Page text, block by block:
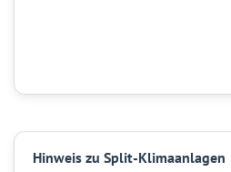
Hinweis zu Split-Klimaanlagen